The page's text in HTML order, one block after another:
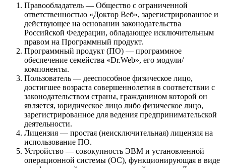
Правообладатель — Общество с ограниченной
ответственностью «Доктор Веб», зарегистрированное и
действующее на основании законодательства
Российской Федерации, обладающее исключительным
правом на Программный продукт.
Программный продукт (ПО) — программное
обеспечение семейства «Dr.Web», его модули/
компоненты.
Пользователь — дееспособное физическое лицо,
достигшее возраста совершеннолетия в соответствии с
законодательством страны, гражданином которой он
является, юридическое лицо либо физическое лицо,
зарегистрированное для ведения предпринимательской
деятельности.
Лицензия — простая (неисключительная) лицензия на
использование ПО.
Устройство — совокупность ЭВМ и установленной
операционной системы (ОС), функционирующая в виде